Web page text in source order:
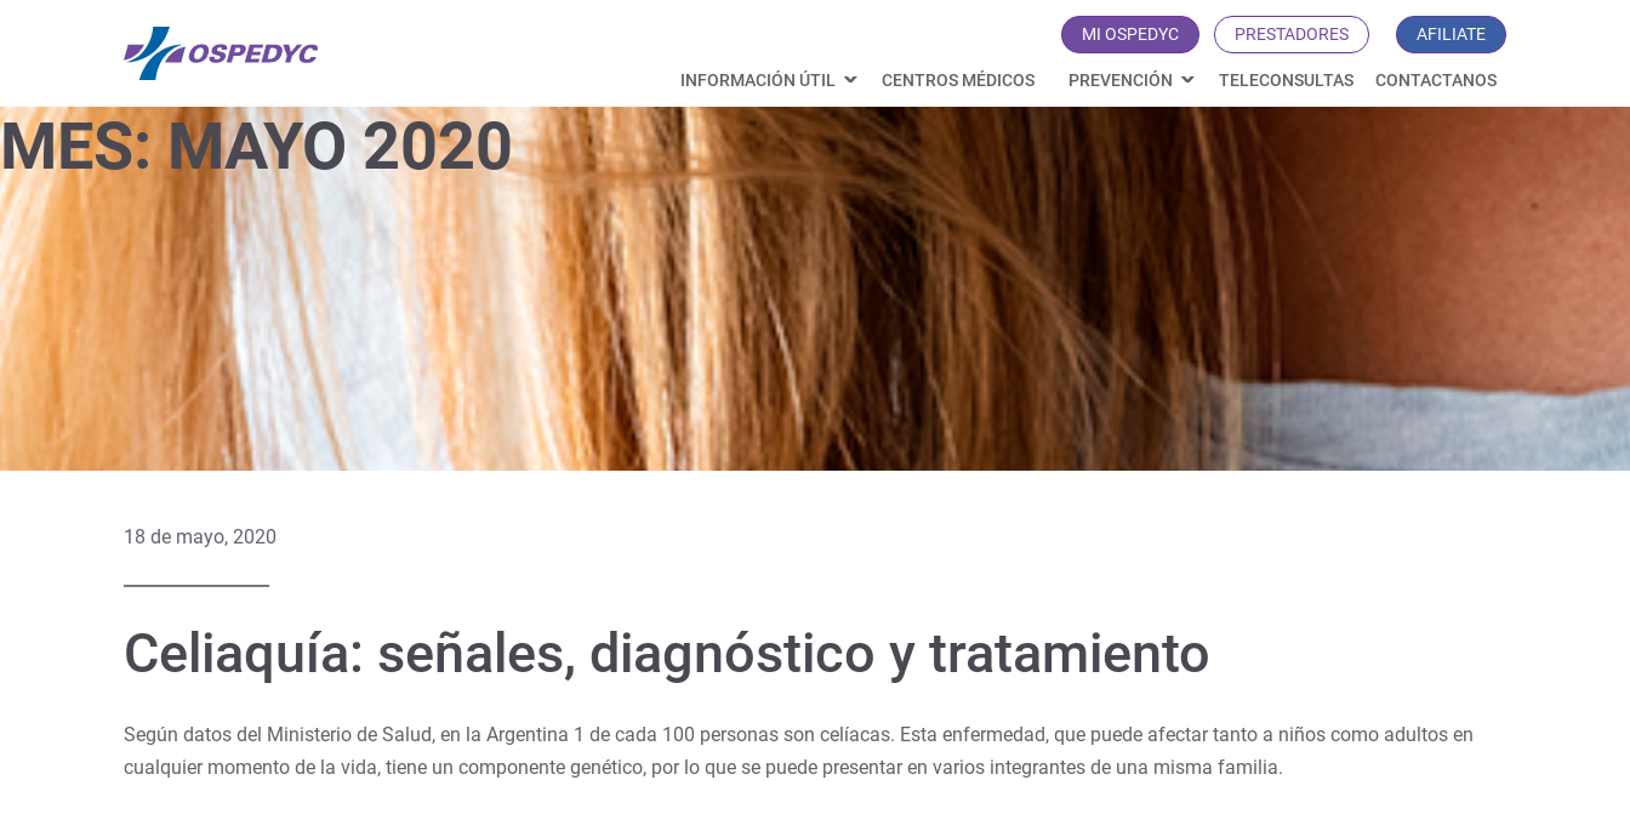
MI OSPEDYC PRESTADORES AFILIATE
INFORMACIÓN ÚTIL CENTROS MÉDICOS PREVENCIÓN TELECONSULTAS CONTACTANOS
MES:MAYO 2020
18 de mayo, 2020
Celiaquía: señales, diagnóstico y tratamiento
Según datos del Ministerio de Salud, en la Argentina 1 de cada 100 personas son celíacas. Esta enfermedad, que puede afectar tanto a niños como adultos en
cualquier momento de la vida, tiene un componente genético, por lo que se puede presentar en varios integrantes de una misma familia.